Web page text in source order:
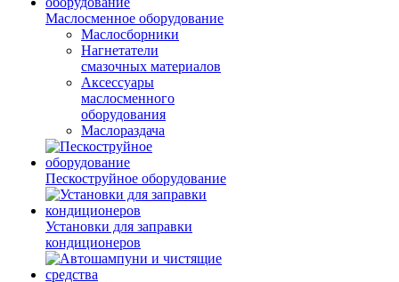
Маслосменное оборудование
Маслосборники
Нагнетатели
смазочных материалов
Аксессуары
маслосменного
оборудования
Маслораздача
Пескоструйное оборудование
Установки для заправки
кондиционеров